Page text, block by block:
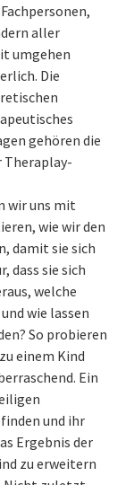
aller
umgehen
Die
gehören die
Theraplay-
wir uns mit
wie wir den
damit sie sich
dass sie sich
welche
wie lassen
So probieren
einem Kind
Ein
und ihr
Ergebnis der
zu erweitern